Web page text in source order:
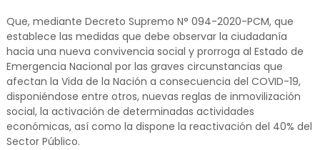
Que, mediante Decreto Supremo N° 094-2020-PCM, que
establece las medidas que debe observar la ciudadanía
hacia una nueva convivencia social y prorroga al Estado de
Emergencia Nacional por las graves circunstancias que
afectan la Vida de la Nación a consecuencia del COVID-19,
disponiéndose entre otros, nuevas reglas de inmovilización
social, la activación de determinadas actividades
económicas, así como la dispone la reactivación del 40% del
Sector Público.